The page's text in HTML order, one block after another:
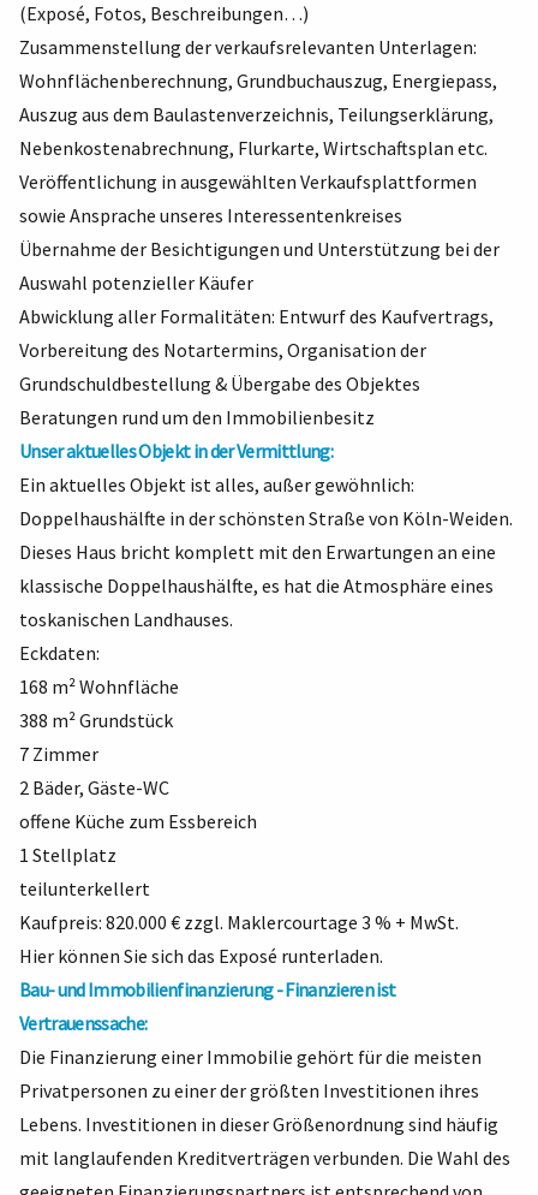
(Exposé, Fotos, Beschreibungen…)
Zusammenstellung der verkaufsrelevanten Unterlagen:
Wohnflächenberechnung, Grundbuchauszug, Energiepass,
Auszug aus dem Baulastenverzeichnis, Teilungserklärung,
Nebenkostenabrechnung, Flurkarte, Wirtschaftsplan etc.
Veröffentlichung in ausgewählten Verkaufsplattformen
sowie Ansprache unseres Interessentenkreises
Übernahme der Besichtigungen und Unterstützung bei der
Auswahl potenzieller Käufer
Abwicklung aller Formalitäten: Entwurf des Kaufvertrags,
Vorbereitung des Notartermins, Organisation der
Grundschuldbestellung & Übergabe des Objektes
Beratungen rund um den Immobilienbesitz
Unser aktuelles Objekt in der Vermittlung:
Ein aktuelles Objekt ist alles, außer gewöhnlich:
Doppelhaushälfte in der schönsten Straße von Köln-Weiden.
Dieses Haus bricht komplett mit den Erwartungen an eine
klassische Doppelhaushälfte, es hat die Atmosphäre eines
toskanischen Landhauses.
Eckdaten:
168 m² Wohnfläche
388 m² Grundstück
7 Zimmer
2 Bäder, Gäste-WC
offene Küche zum Essbereich
1 Stellplatz
teilunterkellert
Kaufpreis: 820.000 € zzgl. Maklercourtage 3 % + MwSt.
Hier können Sie sich das Exposé runterladen.
Bau- und Immobilienfinanzierung - Finanzieren ist
Vertrauenssache:
Die Finanzierung einer Immobilie gehört für die meisten
Privatpersonen zu einer der größten Investitionen ihres
Lebens. Investitionen in dieser Größenordnung sind häufig
mit langlaufenden Kreditverträgen verbunden. Die Wahl des